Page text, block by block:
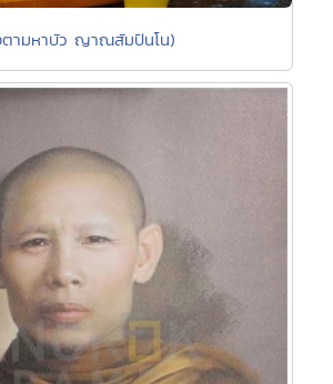
ตามหาบัว ญาณสัมปันโน)